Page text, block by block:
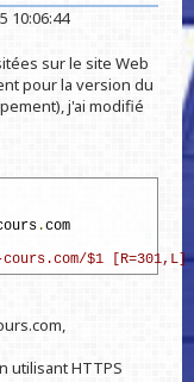
10:06:44
sur le site Web
pour la version du
j'ai modifié
.com
$1 [R=301,L]
utilisant HTTPS